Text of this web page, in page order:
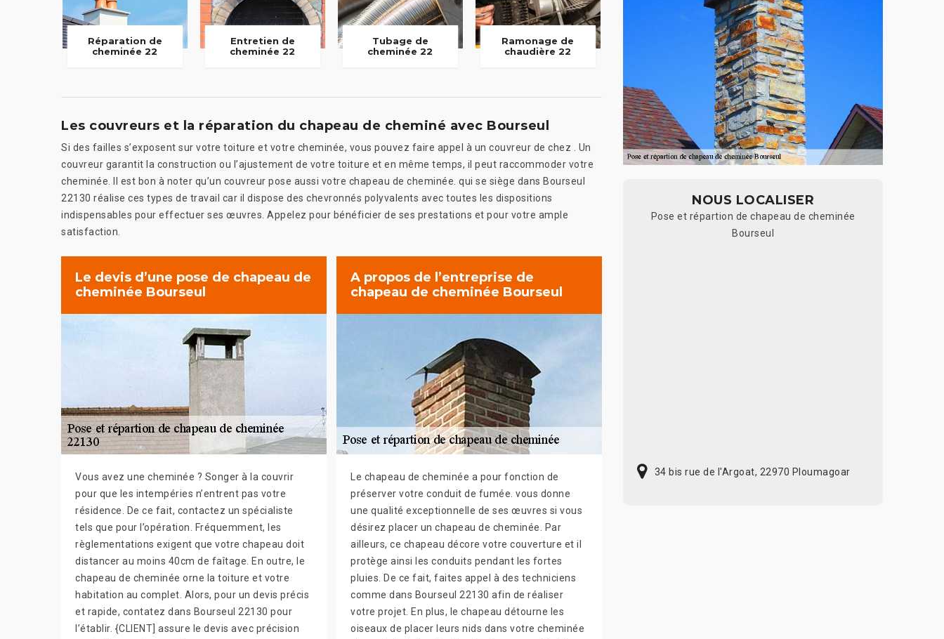
Réparation de
cheminée 22
Entretien de
cheminée 22
Tubage de
cheminée 22
Ramonage de
chaudière 22
Les couvreurs et la réparation du chapeau de cheminé avec Bourseul
Si des failles s’exposent sur votre toiture et votre cheminée, vous pouvez faire appel à un couvreur de chez . Un
couvreur garantit la construction ou l’ajustement de votre toiture et en même temps, il peut raccommoder votre
cheminée. Il est bon à noter qu’un couvreur pose aussi votre chapeau de cheminée. qui se siège dans Bourseul
22130 réalise ces types de travail car il dispose des chevronnés polyvalents avec toutes les dispositions
indispensables pour effectuer ses œuvres. Appelez pour bénéficier de ses prestations et pour votre ample
satisfaction.
Le devis d’une pose de chapeau de
cheminée Bourseul
Vous avez une cheminée ? Songer à la couvrir
pour que les intempéries n’entrent pas votre
résidence. De ce fait, contactez un spécialiste
tels que pour l’opération. Fréquemment, les
règlementations exigent que votre chapeau doit
distancer au moins 40cm de faîtage. En outre, le
chapeau de cheminée orne la toiture et votre
habitation au complet. Alors, pour un devis précis
et rapide, contatez dans Bourseul 22130 pour
l’établir. {CLIENT] assure le devis avec précision
A propos de l’entreprise de
chapeau de cheminée Bourseul
Le chapeau de cheminée a pour fonction de
préserver votre conduit de fumée. vous donne
une qualité exceptionnelle de ses œuvres si vous
désirez placer un chapeau de cheminée. Par
ailleurs, ce chapeau décore votre couverture et il
protège ainsi les conduits pendant les fortes
pluies. De ce fait, faites appel à des techniciens
comme dans Bourseul 22130 afin de réaliser
votre projet. En plus, le chapeau détourne les
oiseaux de placer leurs nids dans votre cheminée
NOUS LOCALISER
Pose et répartion de chapeau de cheminée
Bourseul
34 bis rue de l'Argoat, 22970 Ploumagoar